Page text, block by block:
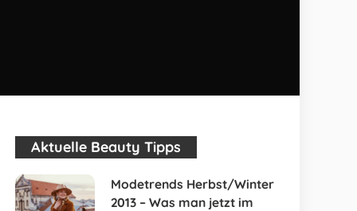
Aktuelle Beauty Tipps
Modetrends Herbst/Winter
2013 – Was man jetzt im